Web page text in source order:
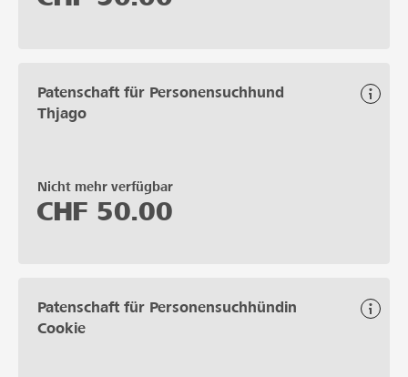
Patenschaft für Personensuchhund
Thjago
Nicht mehr verfügbar
CHF 50.00
Patenschaft für Personensuchhündin
Cookie